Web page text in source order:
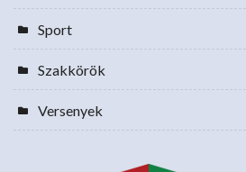
Sport
Szakkörök
Versenyek